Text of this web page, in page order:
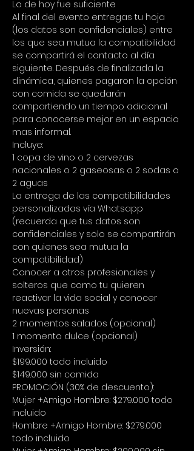
Lo de hoy fue suficiente
Al final del evento entregas tu hoja
(los datos son confidenciales) entre
los que sea mutua la compatibilidad
se compartirá el contacto al día
siguiente. Después de finalizada la
dinámica, quienes pagaron la opción
con comida se quedarán
compartiendo un tiempo adicional
para conocerse mejor en un espacio
mas informal.
Incluye:
1 copa de vino o 2 cervezas
nacionales o 2 gaseosas o 2 sodas o
2 aguas
La entrega de las compatibilidades
personalizadas vía Whatsapp
(recuerda que tus datos son
confidenciales y solo se compartirán
con quienes sea mutua la
compatibilidad)
Conocer a otros profesionales y
solteros que como tu quieren
reactivar la vida social y conocer
nuevas personas
2 momentos salados (opcional)
1 momento dulce (opcional)
Inversión:
$199.000 todo incluido
$149.000 sin comida
PROMOCIÓN (30% de descuento):
Mujer +Amigo Hombre: $279.000 todo
incluido
Hombre +Amigo Hombre: $279.000
todo incluido